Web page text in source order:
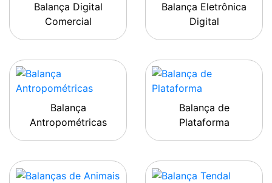
Balança Digital
Comercial
Balança Eletrônica
Digital
Balança
Antropométricas
Balança de
Plataforma